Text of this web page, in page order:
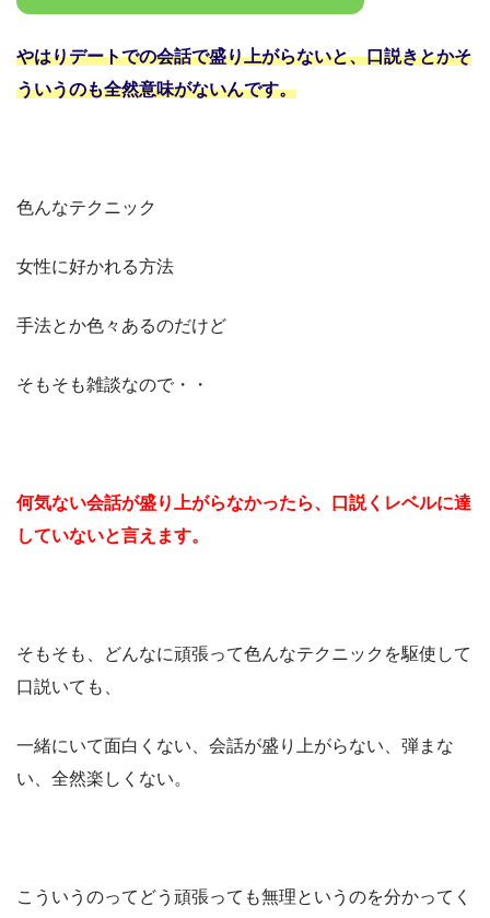
やはりデートでの会話で盛り上がらないと、口説きとかそ
ういうのも全然意味がないんです。
色んなテクニック
女性に好かれる方法
手法とか色々あるのだけど
そもそも雑談なので・・
何気ない会話が盛り上がらなかったら、
口説くレベルに達
していないと言えます。
そもそも、どんなに頑張って色んなテクニックを駆使して
口説いても、
一緒にいて面白くない、会話が盛り上がらない、弾まな
い、全然楽しくない。
こういうのってどう頑張っても無理というのを分かってく